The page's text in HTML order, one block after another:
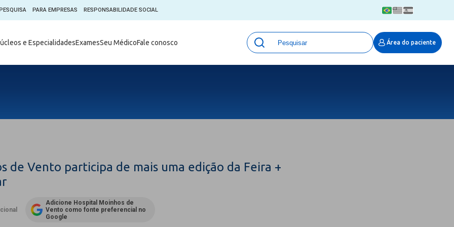
PARA EMPRESAS RESPONSABILIDADE SOCIAL
e EspecialidadesExamesSeu MédicoFale conosco Área do paciente
em Pesquisa (CEP)
Prática Clínica
Hospital do Coração Moinhos
Horários de visita no Hospital Moinhos
Notícias
Pastoral
Publicações
Unidades
Qualidade e Segurança em saúde
de Vento participa de mais uma edição da Feira +
Adicione Hospital Moinhos de
Vento como fonte preferencial no
Google